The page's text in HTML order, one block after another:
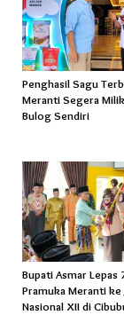
Penghasil Sagu
Meranti Segera
Bulog Sendiri
Bupati Asmar
Pramuka Meranti ke
Nasional XII di